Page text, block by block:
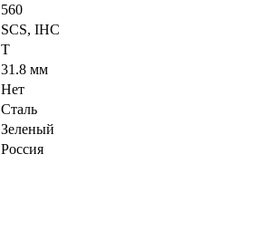
560
SCS, IHC
T
31.8 мм
Нет
Сталь
Зеленый
Россия